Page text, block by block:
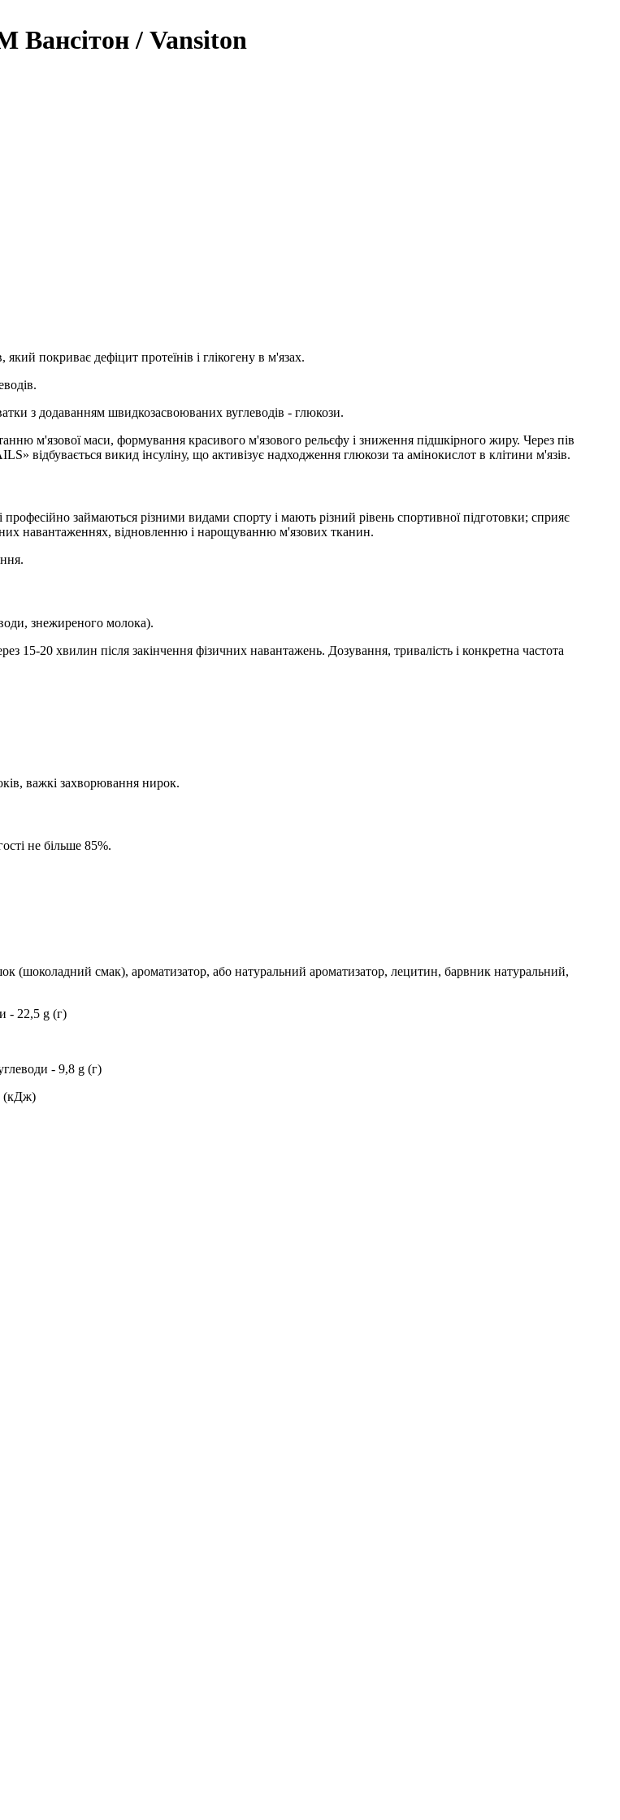
Вансітон / Vansiton
покриває дефіцит протеїнів і глікогену в м'язах.
з додаванням швидкозасвоюваних вуглеводів - глюкози.
м'язової маси, формування красивого м'язового рельєфу і зниження підшкірного жиру. Через пів
викид інсуліну, що активізує надходження глюкози та амінокислот в клітини м'язів.
займаються різними видами спорту і мають різний рівень спортивної підготовки; сприяє
навантаженнях, відновленню і нарощуванню м'язових тканин.
знежиреного молока).
20 хвилин після закінчення фізичних навантажень. Дозування, тривалість і конкретна частота
важкі захворювання нирок.
не більше 85%.
(шоколадний смак), ароматизатор, або натуральний ароматизатор, лецитин, барвник натуральний,
- 22,5 g (г)
- 9,8 g (г)
(кДж)